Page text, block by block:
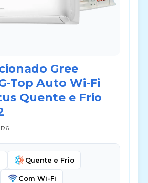
Gree
Top Auto Wi-Fi
Quente e Frio
Quente e Frio
Com Wi-Fi